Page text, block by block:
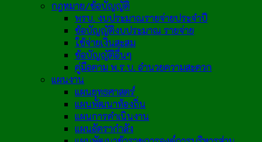
กฎหมาย/ข้อบัญญัติ
พรบ. งบประมาณรายจ่ายประจำปี
ข้อบัญญัติงบประมาณ รายจ่าย
ใช้จ่ายเงินสะสม
ข้อบัญญัติอื่นๆ
คู่มือตาม พ.ร.บ. อำนวยความสะดวก
แผนงาน
แผนยุทธศาสตร์
แผนพัฒนาท้องถิ่น
แผนการดำเนินงาน
แผนอัตรากำลัง